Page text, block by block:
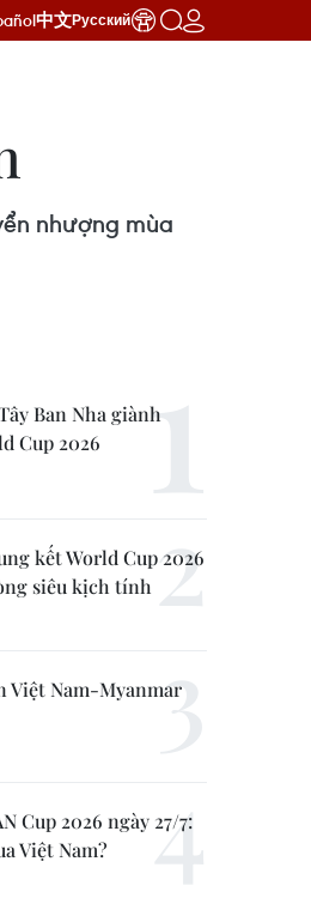
中文Русский
nhượng mùa
Ban Nha giành
Cup 2026
kết World Cup 2026
siêu kịch tính
Việt Nam-Myanmar
Cup 2026 ngày 27/7:
Việt Nam?